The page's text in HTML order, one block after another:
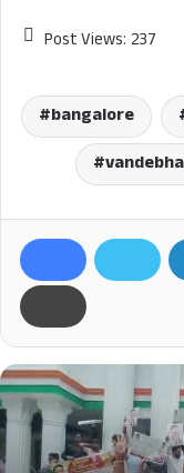
Post Views: 237
bangalore